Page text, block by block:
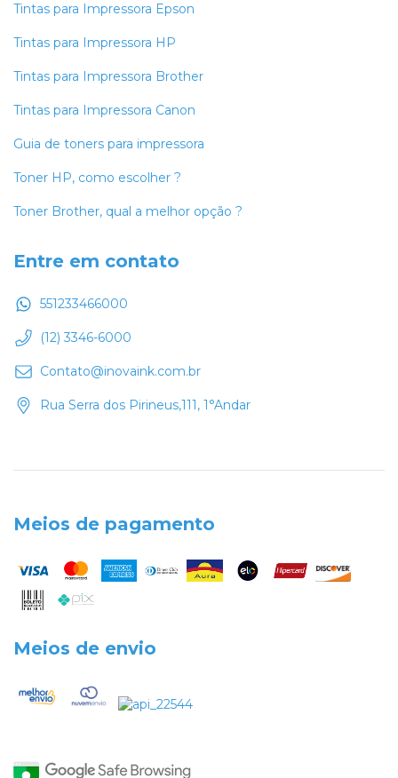
Tintas para Impressora Epson
Tintas para Impressora HP
Tintas para Impressora Brother
Tintas para Impressora Canon
Guia de toners para impressora
Toner HP, como escolher ?
Toner Brother, qual a melhor opção ?
Entre em contato
551233466000
(12) 3346-6000
Contato@inovaink.com.br
Rua Serra dos Pirineus,111, 1°Andar
Meios de pagamento
Meios de envio